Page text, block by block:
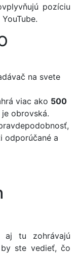
pozíciu
na svete
viac ako 500
je obrovská.
odporúčané a
aj tu zohrávajú
ste vedieť, čo